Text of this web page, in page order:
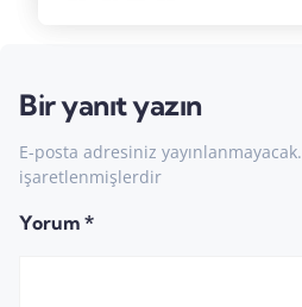
Bir yanıt yazın
E-posta adresiniz yayınlanmayacak.
işaretlenmişlerdir
Yorum *